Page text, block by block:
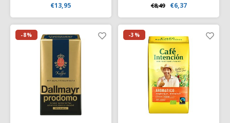
kenmerken van deze
Mövenpick-koffie ontstaan
onder meer door de selectie
van geselecteerde
hooglandkoffies.
€13,95
verfijnde tonen van karamel,
oranjebloesem en jasmijn,
met een zoete nasmaak. Voor
de liefhebbers van een kopje
koffie met een fluweelzachte
smaak.
€8,49 €6,37
-8% -3%